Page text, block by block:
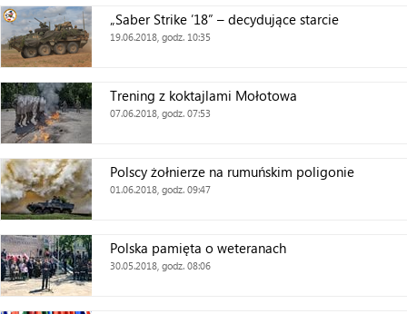
„Saber Strike ’18” – decydujące starcie
19.06.2018, godz. 10:35
Trening z koktajlami Mołotowa
07.06.2018, godz. 07:53
Polscy żołnierze na rumuńskim poligonie
01.06.2018, godz. 09:47
Polska pamięta o weteranach
30.05.2018, godz. 08:06